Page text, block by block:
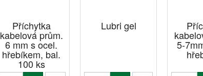
Příchytka
kabelová prům.
6 mm s ocel.
hřebíkem, bal.
100 ks
Lubri gel
5-